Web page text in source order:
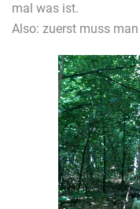
mal was ist.
Also: zuerst muss